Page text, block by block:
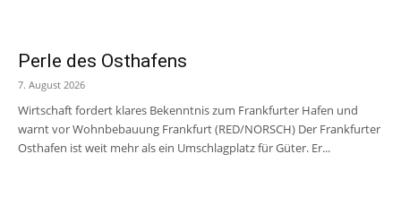
Perle des Osthafens
7. August 2026
Wirtschaft fordert klares Bekenntnis zum Frankfurter Hafen und
warnt vor Wohnbebauung Frankfurt (RED/NORSCH) Der Frankfurter
Osthafen ist weit mehr als ein Umschlagplatz für Güter. Er...